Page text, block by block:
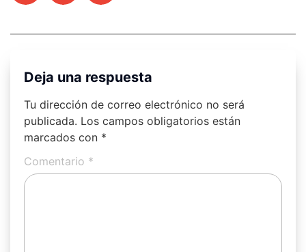
Deja una respuesta
Tu dirección de correo electrónico no será
publicada. Los campos obligatorios están
marcados con *
Comentario *